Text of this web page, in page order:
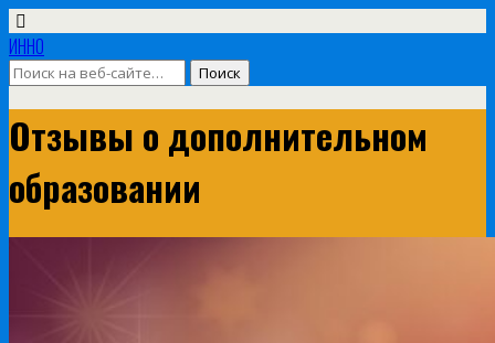
ИННО
Отзывы о дополнительном
образовании